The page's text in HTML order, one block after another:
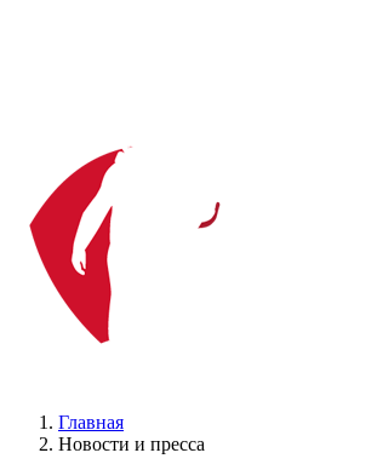
Главная
Новости и пресса